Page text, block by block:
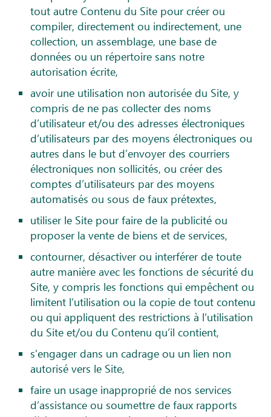
tout autre Contenu du Site pour créer ou
compiler, directement ou indirectement, une
collection, un assemblage, une base de
données ou un répertoire sans notre
autorisation écrite,
avoir une utilisation non autorisée du Site, y
compris de ne pas collecter des noms
d’utilisateur et/ou des adresses électroniques
d’utilisateurs par des moyens électroniques ou
autres dans le but d’envoyer des courriers
électroniques non sollicités, ou créer des
comptes d’utilisateurs par des moyens
automatisés ou sous de faux prétextes,
utiliser le Site pour faire de la publicité ou
proposer la vente de biens et de services,
contourner, désactiver ou interférer de toute
autre manière avec les fonctions de sécurité du
Site, y compris les fonctions qui empêchent ou
limitent l’utilisation ou la copie de tout contenu
ou qui appliquent des restrictions à l’utilisation
du Site et/ou du Contenu qu’il contient,
s’engager dans un cadrage ou un lien non
autorisé vers le Site,
faire un usage inapproprié de nos services
d’assistance ou soumettre de faux rapports